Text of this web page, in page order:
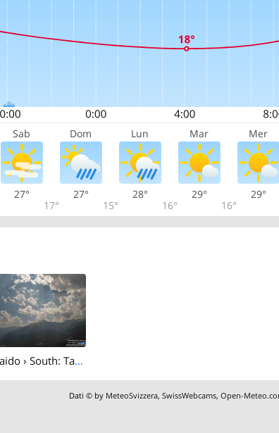
Sab Dom Lun Mar Mer
27°
17°
27°
15°
28°
16°
29°
16°
29°
Faido › South: Tarnolgio - Ticino, Svizzera: Vista sul versante ovest della Leventina
Dati © by MeteoSvizzera,SwissWebcams,Open-